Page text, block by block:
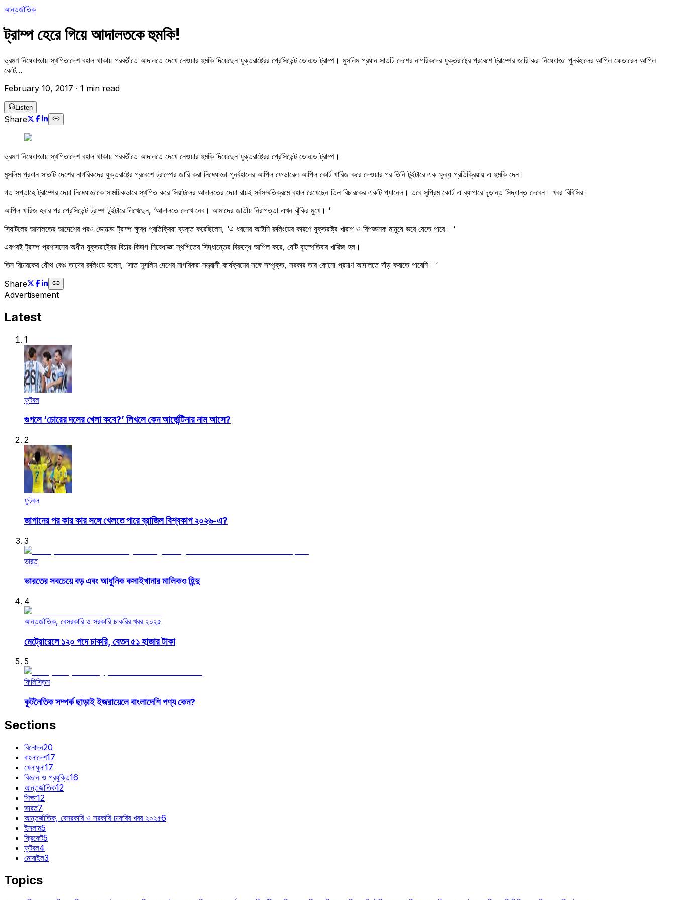
আন্তর্জাতিক
ট্রাম্প হেরে গিয়ে আদালতকে হুমকি!
ভ্রমণ নিষেধাজ্ঞায় স্থগিতাদেশ বহাল থাকায় পরবর্তীতে আদালতে দেখে নেওয়ার হুমকি দিয়েছেন যুক্তরাষ্ট্রের প্রেসিডেন্ট ডোনাল্ড ট্রাম্প। মুসলিম প্রধান সাতটি দেশের নাগরিকদের যুক্তরাষ্ট্রে প্রবেশে ট্রাম্পের জারি করা নিষেধাজ্ঞা পুনর্বহালের আপিল ফেডারেল আপিল
কোর্ট…
February 10, 2017 · 1 min read
Listen
Share
ভ্রমণ নিষেধাজ্ঞায় স্থগিতাদেশ বহাল থাকায় পরবর্তীতে আদালতে দেখে নেওয়ার হুমকি দিয়েছেন যুক্তরাষ্ট্রের প্রেসিডেন্ট ডোনাল্ড ট্রাম্প।
মুসলিম প্রধান সাতটি দেশের নাগরিকদের যুক্তরাষ্ট্রে প্রবেশে ট্রাম্পের জারি করা নিষেধাজ্ঞা পুনর্বহালের আপিল ফেডারেল আপিল কোর্ট খারিজ করে দেওয়ার পর তিনি টুইটারে এক ক্ষুব্ধ প্রতিক্রিয়ায় এ হুমকি দেন।
গত সপ্তাহে ট্রাম্পের দেয়া নিষেধাজ্ঞাকে সাময়িকভাবে স্থগিত করে সিয়াটলের আদালতের দেয়া রায়ই সর্বসম্মতিক্রমে বহাল রেখেছেন তিন বিচারকের একটি প্যানেল। তবে সুপ্রিম কোর্ট এ ব্যাপারে চূড়ান্ত সিদ্ধান্ত দেবেন। খবর বিবিসির।
আপিল খারিজ হবার পর প্রেসিডেন্ট ট্রাম্প টুইটারে লিখেছেন, ‘আদালতে দেখে নেব। আমাদের জাতীয় নিরাপত্তা এখন ঝুঁকির মুখে। ‘
সিয়াটলের আদালতের আদেশের পরও ডোনাল্ড ট্রাম্প ক্ষুব্ধ প্রতিক্রিয়া ব্যক্ত করেছিলেন, ‘এ ধরনের আইনি রুলিংয়ের কারণে যুক্তরাষ্ট্র খারাপ ও বিপজ্জনক মানুষে ভরে যেতে পারে। ‘
এরপরই ট্রাম্প প্রশাসনের অধীন যুক্তরাষ্ট্রের বিচার বিভাগ নিষেধাজ্ঞা স্থগিতের সিদ্ধান্তের বিরুদ্ধে আপিল করে, যেটি বৃহস্পতিবার খারিজ হল।
তিন বিচারকের যৌথ বেঞ্চ তাদের রুলিংয়ে বলেন, ‘সাত মুসলিম দেশের নাগরিকরা সন্ত্রাসী কার্যক্রমের সঙ্গে সম্পৃক্ত, সরকার তার কোনো প্রমাণ আদালতে দাঁড় করাতে পারেনি। ‘
Share
Advertisement
Latest
1
ফুটবল
গুগলে ‘চোরের দলের খেলা কবে?’ লিখলে কেন আর্জেন্টিনার নাম আসে?
2
ফুটবল
জাপানের পর কার কার সঙ্গে খেলতে পারে ব্রাজিল বিশ্বকাপ ২০২৬-এ?
3
ভারত
ভারতের সবচেয়ে বড় এবং আধুনিক কসাইখানার মালিকও হিন্দু
4
আন্তর্জাতিক, বেসরকারি ও সরকারি চাকরির খবর ২০২৫
মেট্রোরেলে ১২০ পদে চাকরি, বেতন ৫১ হাজার টাকা
5
ফিলিস্তিন
কূটনৈতিক সম্পর্ক ছাড়াই ইজরায়েলে বাংলাদেশি পণ্য কেন?
Sections
বিনোদন20
বাংলাদেশ17
খেলাধুলা17
বিজ্ঞান ও প্রযুক্তি16
আন্তর্জাতিক12
শিক্ষা12
ভারত7
আন্তর্জাতিক, বেসরকারি ও সরকারি চাকরির খবর ২০২৫6
ইসলাম5
ক্রিকেট5
ফুটবল4
মোবাইল3
Topics